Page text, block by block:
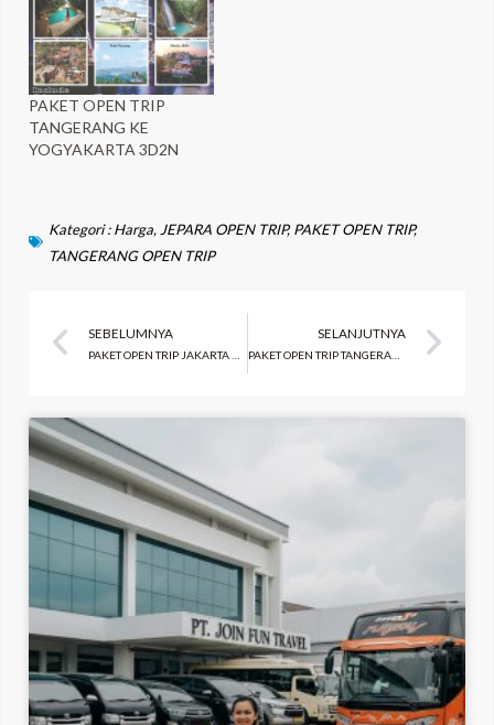
PAKET OPEN TRIP
TANGERANG KE
YOGYAKARTA 3D2N
Kategori :Harga, JEPARA OPEN TRIP,PAKET OPEN TRIP,
TANGERANG OPEN TRIP
Prev
SEBELUMNYA SELANJUTNYA
PAKET OPEN TRIP TANGERANG KE SOLO 4D3N